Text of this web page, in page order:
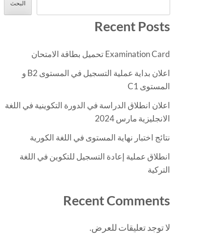
البحث
Recent Posts
Examination Card تحميل بطاقة الامتحان
اعلان بداية عملية التسجيل في المستوى B2 و
المستوى C1
اعلان انطلاق الدراسة في الدورة التكوينية في اللغة
الانجليزية مارس 2024
نتائج اختبار نهاية المستوى في اللغة الكورية
انطلاق عملية إعادة التسجيل للتكوين في اللغة
التركية
Recent Comments
لا توجد تعليقات للعرض.